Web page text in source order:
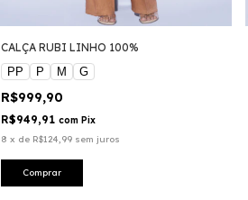
CALÇA RUBI LINHO 100%
PP
P M G
R$999,90
R$949,91 com Pix
8 x de R$124,99 sem juros
Comprar